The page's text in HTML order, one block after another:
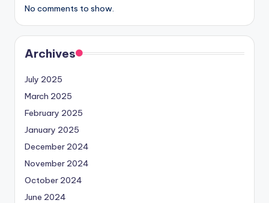
No comments to show.
Archives
July 2025
March 2025
February 2025
January 2025
December 2024
November 2024
October 2024
June 2024